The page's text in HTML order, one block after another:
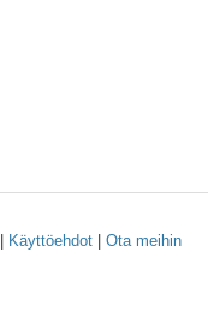
Käyttöehdot| Ota meihin